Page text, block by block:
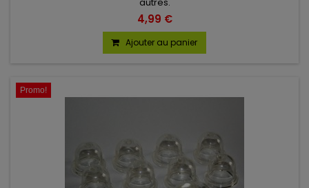
4,99 €
Ajouter au panier
Promo!